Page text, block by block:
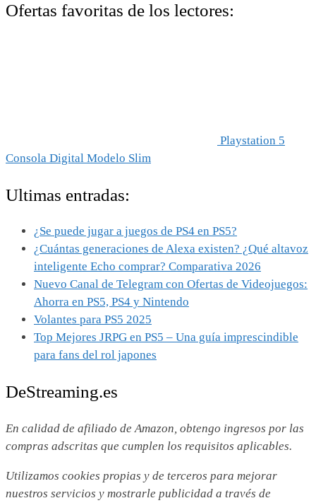
Ofertas favoritas de los lectores:
Playstation 5
Consola Digital Modelo Slim
Ultimas entradas:
¿Se puede jugar a juegos de PS4 en PS5?
¿Cuántas generaciones de Alexa existen? ¿Qué altavoz
inteligente Echo comprar? Comparativa 2026
Nuevo Canal de Telegram con Ofertas de Videojuegos:
Ahorra en PS5, PS4 y Nintendo
Volantes para PS5 2025
Top Mejores JRPG en PS5 – Una guía imprescindible
para fans del rol japones
DeStreaming.es
En calidad de afiliado de Amazon, obtengo ingresos por las
compras adscritas que cumplen los requisitos aplicables.
Utilizamos cookies propias y de terceros para mejorar
nuestros servicios y mostrarle publicidad a través de